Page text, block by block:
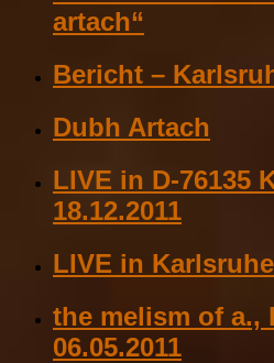
artach“
Bericht –
Dubh Artach
LIVE in D-76135
18.12.2011
LIVE in
the melism of a.,
06.05.2011